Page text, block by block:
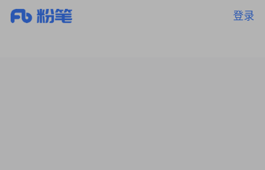
登录